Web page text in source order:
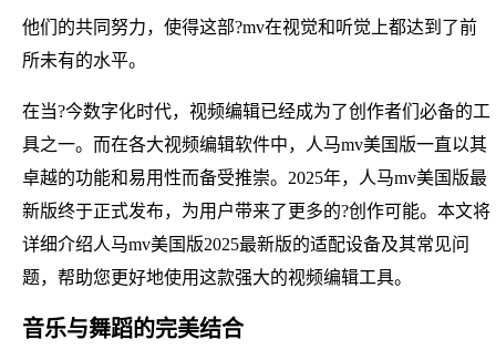
他们的共同努力，使得这部?mv在视觉和听觉上都达到了前
所未有的水平。
在当?今数字化时代，视频编辑已经成为了创作者们必备的工
具之一。而在各大视频编辑软件中，人马mv美国版一直以其
卓越的功能和易用性而备受推崇。2025年，人马mv美国版最
新版终于正式发布，为用户带来了更多的?创作可能。本文将
详细介绍人马mv美国版2025最新版的适配设备及其常见问
题，帮助您更好地使用这款强大的视频编辑工具。
音乐与舞蹈的完美结合